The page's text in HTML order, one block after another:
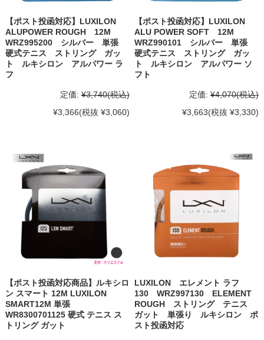
【ポスト投函対応】LUXILON
ALUPOWER ROUGH 12M
WRZ995200 シルバー 単張
硬式テニス ストリング ガッ
ト ルキシロン アルパワー ラ
フ
定価: ¥3,740(税込)
¥3,366(税抜 ¥3,060)
【ポスト投函対応】LUXILON
ALU POWER SOFT 12M
WRZ990101 シルバー 単張
硬式テニス ストリング ガッ
ト ルキシロン アルパワー ソ
フト
定価: ¥4,070(税込)
¥3,663(税抜 ¥3,330)
【ポスト投函対応商品】ルキシロ
ン スマート 12M LUXILON
SMART12M 単張
WR8300701125 硬式 テニス ス
トリング ガット
LUXILON エレメント ラフ
130 WRZ997130 ELEMENT
ROUGH ストリング テニス
ガット 単張り ルキシロン ポ
スト投函対応